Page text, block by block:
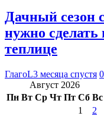
Дачный сезон
нужно сделать
теплице
ГлагоL3 месяца спустя 0
Август 2026
Пн Вт Ср Чт Пт Сб Вс
1
2